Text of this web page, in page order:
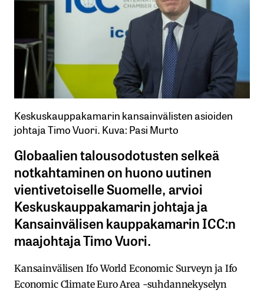
Keskuskauppakamarin kansainvälisten asioiden
johtaja Timo Vuori. Kuva: Pasi Murto
Globaalien talousodotusten selkeä
notkahtaminen on huono uutinen
vientivetoiselle Suomelle, arvioi
Keskuskauppakamarin johtaja ja
Kansainvälisen kauppakamarin ICC:n
maajohtaja Timo Vuori.
Kansainvälisen Ifo World Economic Surveyn ja Ifo
Economic Climate Euro Area -suhdannekyselyn